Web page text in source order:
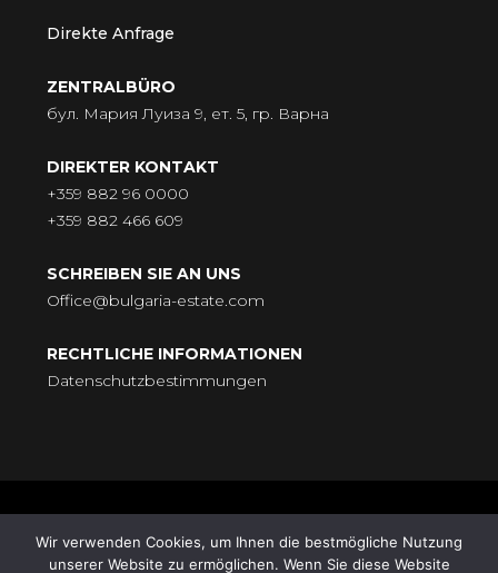
Direkte Anfrage
ZENTRALBÜRO
бул. Мария Луиза 9, ет. 5, гр. Варна
DIREKTER KONTAKT
+359 882 96 0000
+359 882 466 609
SCHREIBEN SIE AN UNS
Office@bulgaria-estate.com
RECHTLICHE INFORMATIONEN
Datenschutzbestimmungen
© BULGARIA-ESTATE - Всички права запазени. Адрес: бул.
„Княгиня Мария Луиза“ № 9, ет. 5, 9000 Варна |
Wir verwenden Cookies, um Ihnen die bestmögliche Nutzung
unserer Website zu ermöglichen. Wenn Sie diese Website